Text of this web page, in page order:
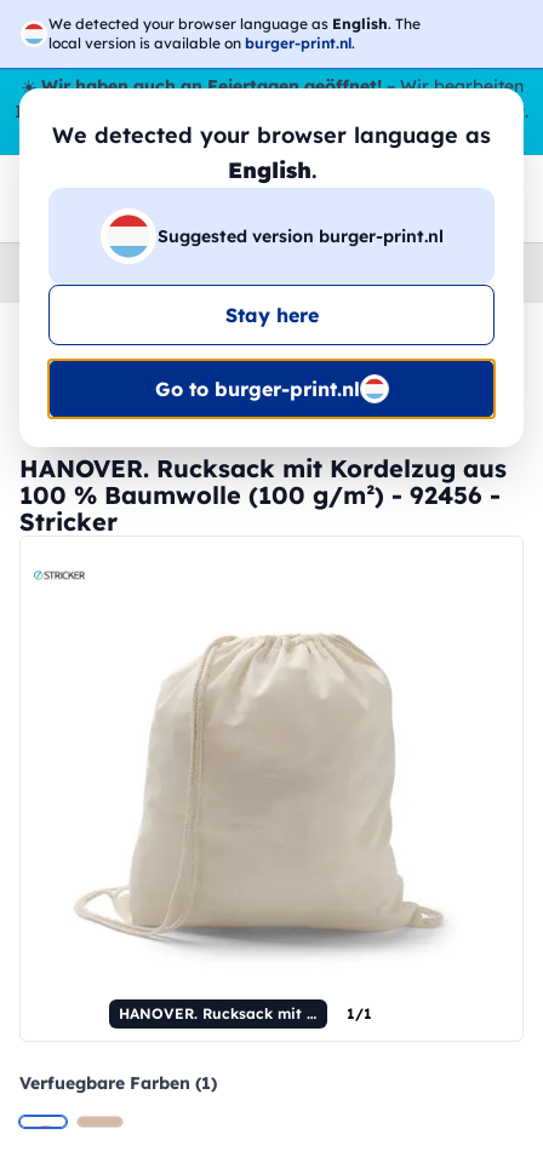
We detected your browser language as English. The
local version is available on burger-print.nl.
We detected your browser language as
English.
Suggested version burger-print.nl
Stay here
Go to burger-print.nl
☀️Wir haben auch an Feiertagen geöffnet!– Wir bearbeiten
Ihre Bestellungen den ganzen Sommer über,
sogar im August.
😎🌴
Home
🔥 -30 % DTF-Druck
HANOVER. Rucksack mit Kordelzug aus
100 % Baumwolle (100 g/m²) - 92456 -
Stricker
HANOVER. Rucksack mit Kordelzug aus 100 % Baumwolle (100 g/m²) 1/1
Verfuegbare Farben (1)